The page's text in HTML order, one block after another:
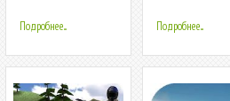
Подробнее... Подробнее...